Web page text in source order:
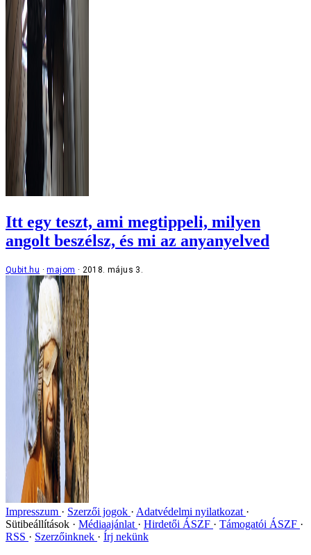
Itt egy teszt, ami megtippeli, milyen
angolt beszélsz, és mi az anyanyelved
Qubit.hu majom 2018. május 3.
Impresszum Szerzői jogok
Adatvédelmi nyilatkozat
Sütibeállítások
Médiaajánlat Hirdetői ÁSZF
Támogatói ÁSZF
RSS
Szerzőinknek Írj nekünk